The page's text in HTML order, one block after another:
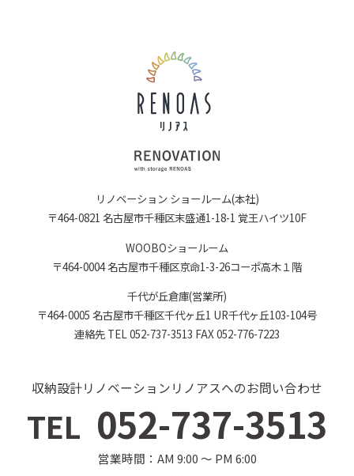
リノベーション ショールーム(本社)
〒464-0821 名古屋市千種区末盛通1-18-1 覚王ハイツ10F
WOOBOショールーム
〒464-0004 名古屋市千種区京命1-3-26コーポ高木１階
千代が丘倉庫(営業所)
〒464-0005 名古屋市千種区千代ヶ丘1 UR千代ヶ丘103-104号
連絡先 TEL 052-737-3513 FAX 052-776-7223
収納設計リノベーションリノアスへのお問い合わせ
TEL 052-737-3513
営業時間：AM 9:00 〜 PM 6:00